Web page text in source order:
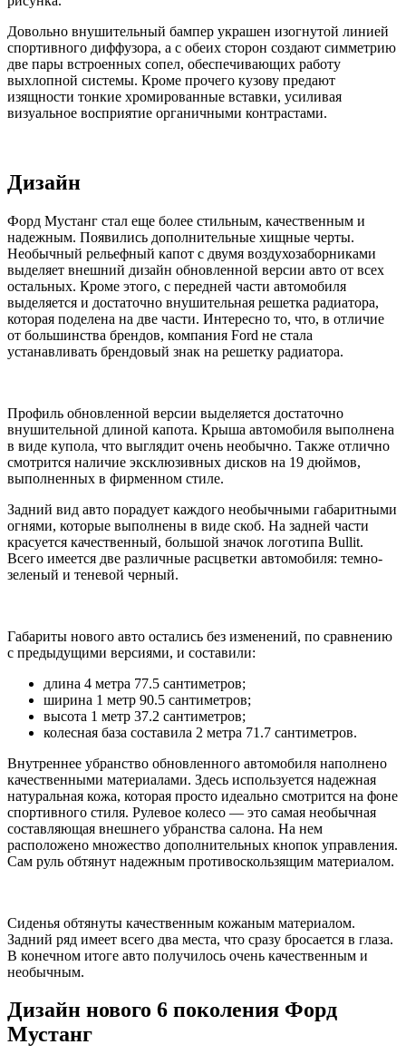
Довольно внушительный бампер украшен изогнутой линией
спортивного диффузора, а с обеих сторон создают симметрию
две пары встроенных сопел, обеспечивающих работу
выхлопной системы. Кроме прочего кузову предают
изящности тонкие хромированные вставки, усиливая
визуальное восприятие органичными контрастами.
Дизайн
Форд Мустанг стал еще более стильным, качественным и
надежным. Появились дополнительные хищные черты.
Необычный рельефный капот с двумя воздухозаборниками
выделяет внешний дизайн обновленной версии авто от всех
остальных. Кроме этого, с передней части автомобиля
выделяется и достаточно внушительная решетка радиатора,
которая поделена на две части. Интересно то, что, в отличие
от большинства брендов, компания Ford не стала
устанавливать брендовый знак на решетку радиатора.
Профиль обновленной версии выделяется достаточно
внушительной длиной капота. Крыша автомобиля выполнена
в виде купола, что выглядит очень необычно. Также отлично
смотрится наличие эксклюзивных дисков на 19 дюймов,
выполненных в фирменном стиле.
Задний вид авто порадует каждого необычными габаритными
огнями, которые выполнены в виде скоб. На задней части
красуется качественный, большой значок логотипа Bullit.
Всего имеется две различные расцветки автомобиля: темно-
зеленый и теневой черный.
Габариты нового авто остались без изменений, по сравнению
с предыдущими версиями, и составили:
длина 4 метра 77.5 сантиметров;
ширина 1 метр 90.5 сантиметров;
высота 1 метр 37.2 сантиметров;
колесная база составила 2 метра 71.7 сантиметров.
Внутреннее убранство обновленного автомобиля наполнено
качественными материалами. Здесь используется надежная
натуральная кожа, которая просто идеально смотрится на фоне
спортивного стиля. Рулевое колесо — это самая необычная
составляющая внешнего убранства салона. На нем
расположено множество дополнительных кнопок управления.
Сам руль обтянут надежным противоскользящим материалом.
Сиденья обтянуты качественным кожаным материалом.
Задний ряд имеет всего два места, что сразу бросается в глаза.
В конечном итоге авто получилось очень качественным и
необычным.
Дизайн нового 6 поколения Форд
Мустанг